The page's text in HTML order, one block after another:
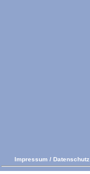
Impressum / Datenschutz